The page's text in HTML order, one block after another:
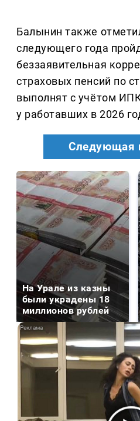
Балынин также
следующего года
беззаявительная
страховых пенсий по
выполнят с учётом
у работавших в 2026
Следующая
На Урале из казны
были украдены 18
миллионов рублей